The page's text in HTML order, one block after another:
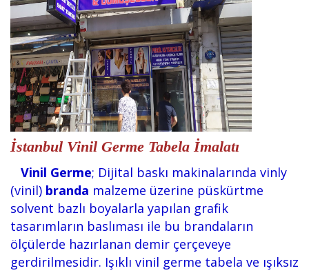
İstanbul Vinil Germe Tabela İmalatı
Vinil Germe; Dijital baskı makinalarında vinly
(vinil) branda malzeme üzerine püskürtme
solvent bazlı boyalarla yapılan grafik
tasarımların baslıması ile bu brandaların
ölçülerde hazırlanan demir çerçeveye
gerdirilmesidir. Işıklı vinil germe tabela ve ışıksız